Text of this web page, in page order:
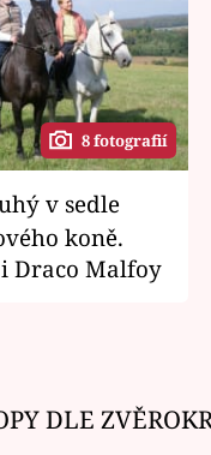
8 fotografií
koně.
Draco Malfoy
DLE